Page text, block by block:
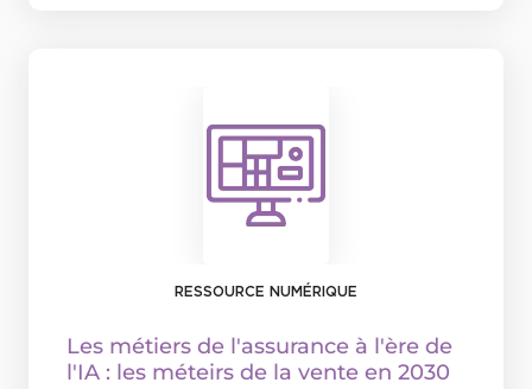
RESSOURCE NUMÉRIQUE
Les métiers de l'assurance à l'ère de
l'IA : les méteirs de la vente en 2030